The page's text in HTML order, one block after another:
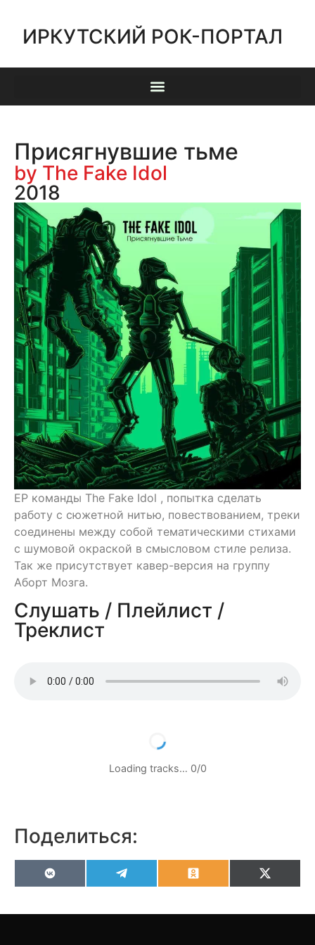
ИРКУТСКИЙ РОК-ПОРТАЛ
Присягнувшие тьме
by The Fake Idol
2018
EP команды The Fake Idol , попытка сделать
работу с сюжетной нитью, повествованием, треки
соединены между собой тематическими стихами
с шумовой окраской в смысловом стиле релиза.
Так же присутствует кавер-версия на группу
Аборт Мозга.
Слушать / Плейлист /
Треклист
Loading tracks… 0/0
Поделиться:
VK OdnoklassnikiX